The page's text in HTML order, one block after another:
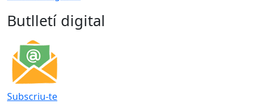
Butlletí digital
Subscriu-te